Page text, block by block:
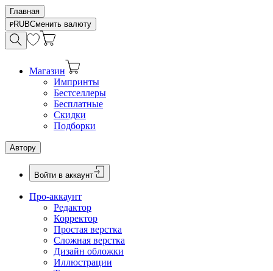
Главная
RUBСменить валюту
Магазин
Импринты
Бестселлеры
Бесплатные
Скидки
Подборки
Автору
Войти в аккаунт
Про-аккаунт
Редактор
Корректор
Простая верстка
Сложная верстка
Дизайн обложки
Иллюстрации